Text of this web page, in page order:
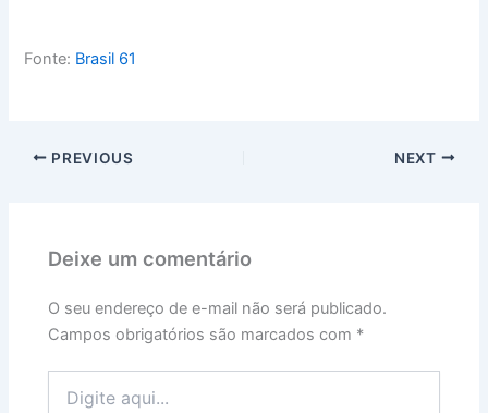
Fonte: Brasil 61
PREVIOUS NEXT
Deixe um comentário
O seu endereço de e-mail não será publicado.
Campos obrigatórios são marcados com *
aqui...